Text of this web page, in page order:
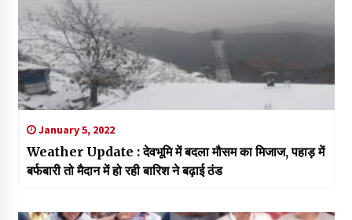
January 5, 2022
Weather Update : देवभूमि में बदला मौसम का मिजाज, पहाड़ में
बर्फबारी तो मैदान में हो रही बारिश ने बढ़ाई ठंड